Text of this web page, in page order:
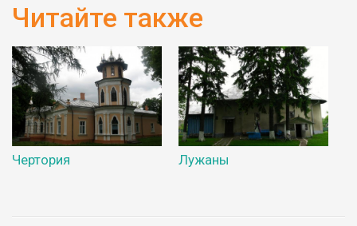
Читайте также
Чертория Лужаны